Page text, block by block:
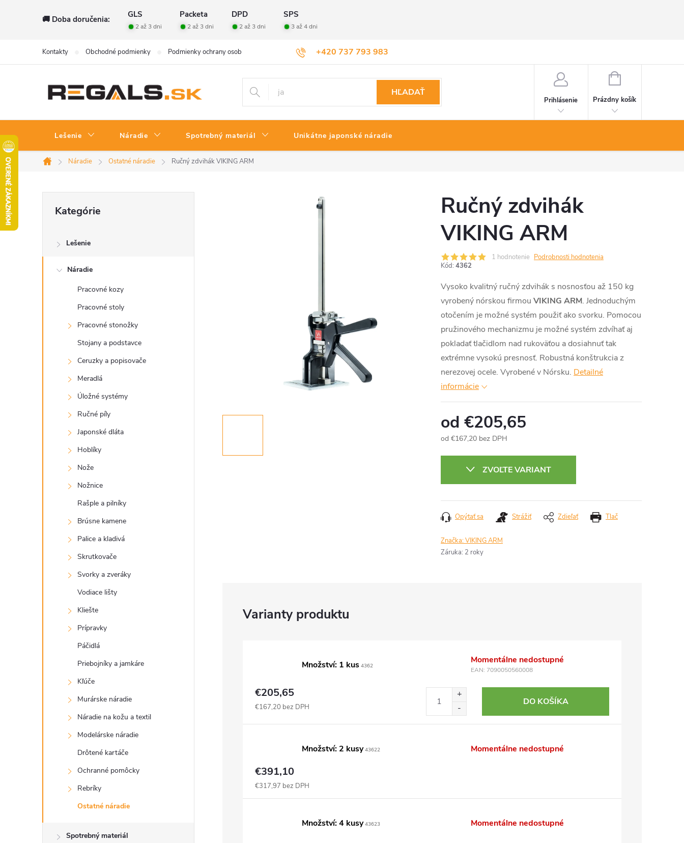
🚚 Doba doručenia: GLS Packeta DPD SPS
2 až 3 dni 2 až 3 dni 2 až 3 dni 3 až 4 dni
+420 737 793 983
Kontakty Obchodné podmienky Podmienky ochrany osobných údajov Veľkoobchod Vrátenie tovaru
HĽADAŤ
Prihlásenie
NÁKUPNÝ
Prázdny košík
Lešenie Náradie Spotrebný materiál Unikátne japonské náradie
Domov
Náradie Ostatné náradie Ručný zdvihák VIKING ARM
č
kategórie
Kategórie
Lešenie
Náradie
Pracovné kozy
Pracovné stoly
Pracovné stonožky
Stojany a podstavce
Ceruzky a popisovače
Meradlá
Úložné systémy
Ručné píly
Japonské dláta
Hoblíky
Nože
Nožnice
Rašple a pilníky
Brúsne kamene
Palice a kladivá
Skrutkovače
Svorky a zveráky
Vodiace lišty
Kliešte
Prípravky
Páčidlá
Priebojníky a jamkáre
Kľúče
Murárske náradie
Náradie na kožu a textil
Modelárske náradie
Drôtené kartáče
Ochranné pomôcky
Rebríky
Ostatné náradie
Spotrebný materiál
Ručný zdvihák
VIKING ARM
1 hodnotenie Podrobnosti hodnotenia
Kód: 4362
Vysoko kvalitný ručný zdvihák s nosnosťou až 150 kg
vyrobený nórskou firmou VIKING ARM. Jednoduchým
otočením je možné systém použiť ako svorku. Pomocou
pružinového mechanizmu je možné systém zdvíhať aj
pokladať tlačidlom nad rukoväťou a dosiahnuť tak
extrémne vysokú presnosť. Robustná konštrukcia z
nerezovej ocele. Vyrobené v Nórsku. Detailné
informácie
od €205,65
od €167,20 bez DPH
ZVOĽTE VARIANT
Tlač
Opýtať sa Strážiť Zdieľať
Značka:VIKING ARM
Záruka: 2 roky
Množství: 1 kus 4362
Momentálne nedostupné
EAN: 7090050560008
€205,65
€167,20 bez DPH DO KOŠÍKA
Množství: 2 kusy43622 Momentálne nedostupné
€391,10
€317,97 bez DPH
Množství: 4 kusy43623 Momentálne nedostupné